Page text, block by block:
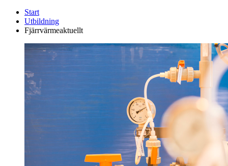
Start
Utbildning
Fjärrvärmeaktuellt